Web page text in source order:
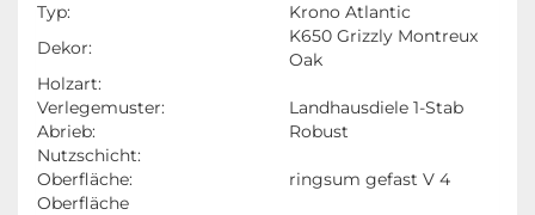
Typ:
Krono Atlantic
Dekor:
K650 Grizzly Montreux
Oak
Holzart:
Verlegemuster:
Landhausdiele 1-Stab
Abrieb:
Robust
Nutzschicht:
Oberfläche:
ringsum gefast V 4
Oberfläche